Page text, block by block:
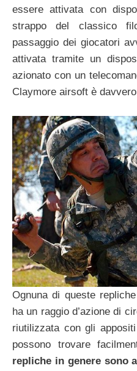
essere attivata con
strappo del classico
passaggio dei giocatori
attivata tramite un
azionato con un
Claymore airsoft è
Ognuna di queste
ha un raggio d’azione di
riutilizzata con gli
possono trovare
repliche in genere sono